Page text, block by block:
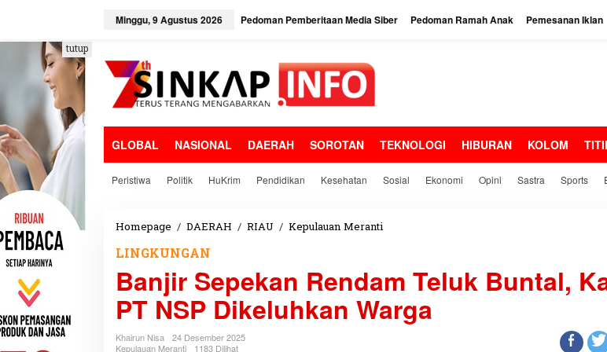
e
k
o
n
t
e
n
Minggu, 9 Agustus 2026 Pedoman Pemberitaan Media Siber Pedoman Ramah Anak Pemesanan Iklan
GLOBAL NASIONAL DAERAH SOROTAN TEKNOLOGI HIBURAN KOLOM
Peristiwa Politik HuKrim Pendidikan Kesehatan Sosial Ekonomi Opini Sastra Sports
tutup
Homepage / DAERAH / RIAU / Kepulauan Meranti
S
LINGKUNGAN
Banjir Sepekan Rendam Teluk Buntal,
PT NSP Dikeluhkan Warga
Khairun Nisa
24 Desember 2025
Kepulauan Meranti
1183 Dilihat